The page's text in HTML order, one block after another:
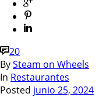
20
BySteam on Wheels
In Restaurantes
Posted junio 25, 2024